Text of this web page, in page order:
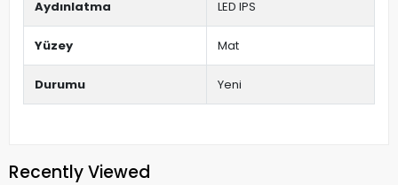
Aydınlatma LED IPS
Yüzey Mat
Durumu Yeni
Recently Viewed